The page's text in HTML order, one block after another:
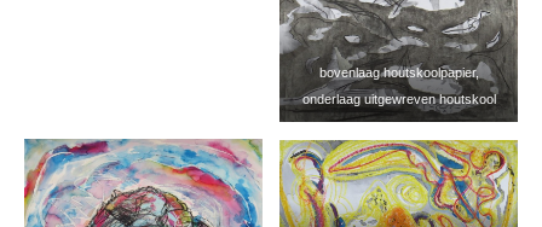
bovenlaag houtskoolpapier,
onderlaag uitgewreven houtskool